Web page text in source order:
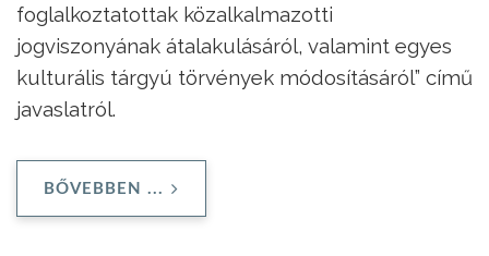
foglalkoztatottak közalkalmazotti
jogviszonyának átalakulásáról, valamint egyes
kulturális tárgyú törvények módosításáról” című
javaslatról.
BŐVEBBEN ...